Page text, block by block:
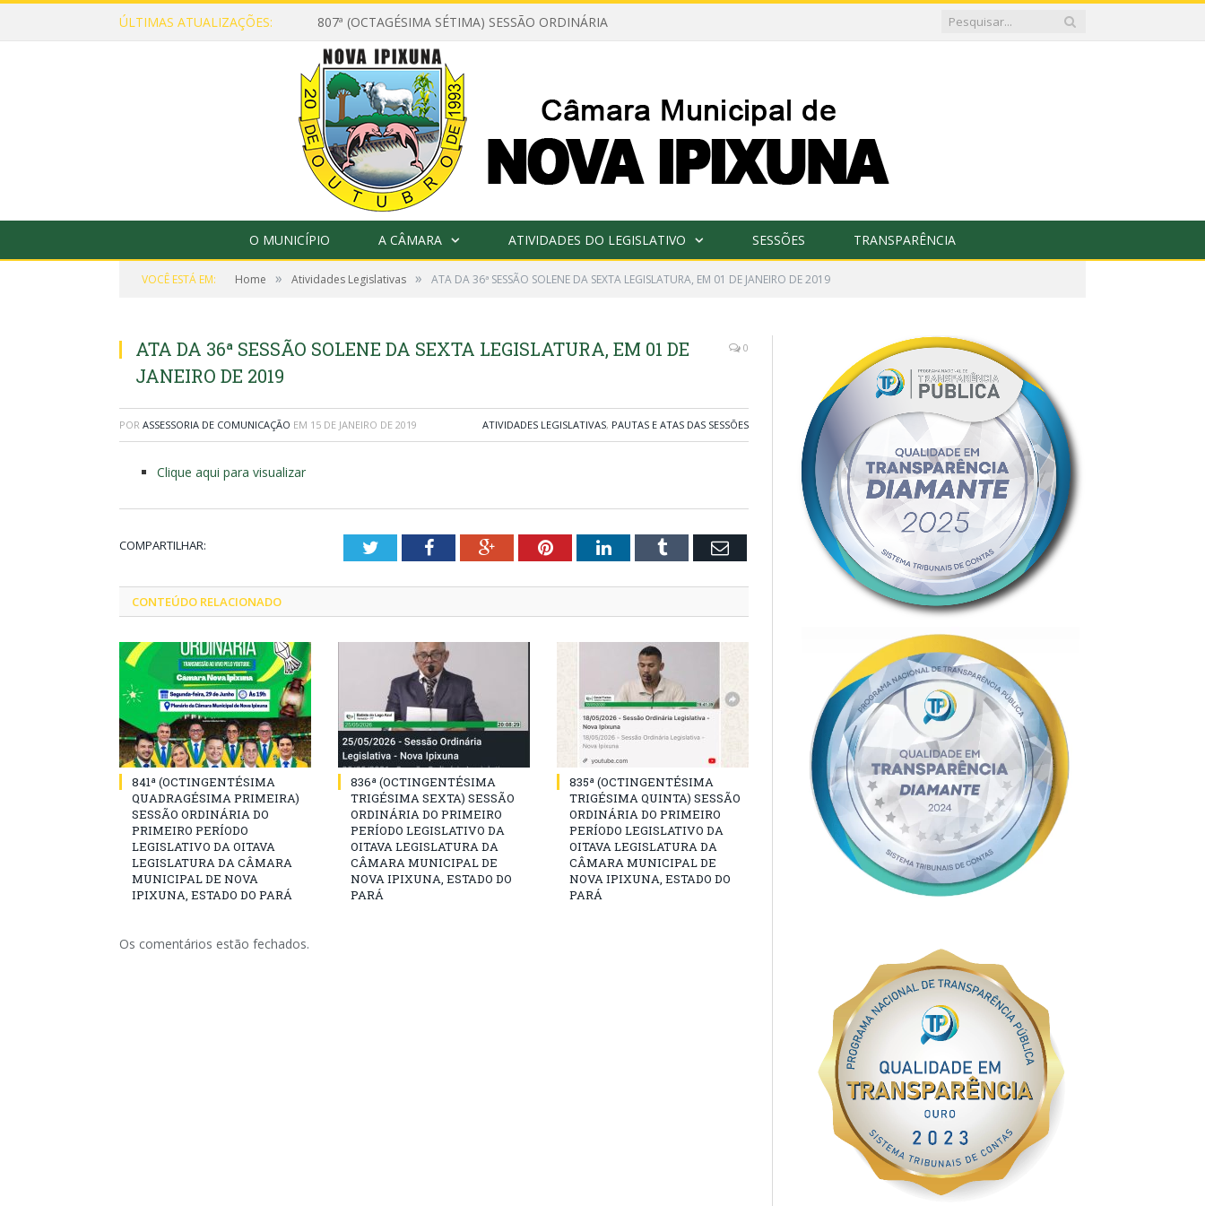
ÚLTIMAS ATUALIZAÇÕES: 807ª (OCTAGÉSIMA SÉTIMA) SESSÃO ORDINÁRIA
O MUNICÍPIO A CÂMARA ATIVIDADES DO LEGISLATIVO SESSÕES TRANSPARÊNCIA
VOCÊ ESTÁ EM: Home » Atividades Legislativas » ATA DA 36ª SESSÃO SOLENE DA SEXTA LEGISLATURA, EM 01 DE JANEIRO DE 2019
ATA DA 36ª SESSÃO SOLENE DA SEXTA LEGISLATURA, EM 01 DE
JANEIRO DE 2019
0
POR ASSESSORIA DE COMUNICAÇÃO EM 15 DE JANEIRO DE 2019 ATIVIDADES LEGISLATIVAS, PAUTAS E ATAS DAS SESSÕES
Clique aqui para visualizar
COMPARTILHAR: TwitterFacebookGoogle+PinterestLinkedInTumblr Email
CONTEÚDO RELACIONADO
841ª (OCTINGENTÉSIMA
QUADRAGÉSIMA PRIMEIRA)
SESSÃO ORDINÁRIA DO
PRIMEIRO PERÍODO
LEGISLATIVO DA OITAVA
LEGISLATURA DA CÂMARA
MUNICIPAL DE NOVA
IPIXUNA, ESTADO DO PARÁ
836ª (OCTINGENTÉSIMA
TRIGÉSIMA SEXTA) SESSÃO
ORDINÁRIA DO PRIMEIRO
PERÍODO LEGISLATIVO DA
OITAVA LEGISLATURA DA
CÂMARA MUNICIPAL DE
NOVA IPIXUNA, ESTADO DO
PARÁ
835ª (OCTINGENTÉSIMA
TRIGÉSIMA QUINTA) SESSÃO
ORDINÁRIA DO PRIMEIRO
PERÍODO LEGISLATIVO DA
OITAVA LEGISLATURA DA
CÂMARA MUNICIPAL DE
NOVA IPIXUNA, ESTADO DO
PARÁ
Os comentários estão fechados.